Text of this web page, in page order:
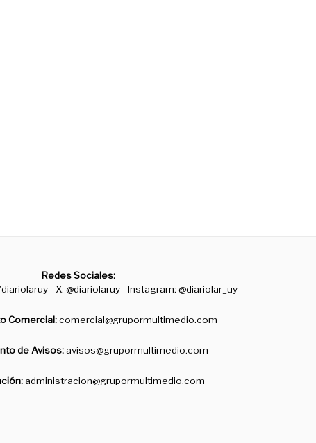
Redes Sociales:
- X: @diariolaruy - Instagram: @diariolar_uy
Comercial:comercial@grupormultimedio.com
de Avisos:avisos@grupormultimedio.com
administracion@grupormultimedio.com